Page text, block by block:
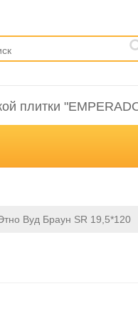
плитки
Вуд Браун SR 19,5*120